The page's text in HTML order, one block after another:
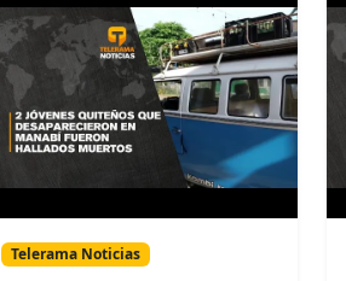
Telerama Noticias